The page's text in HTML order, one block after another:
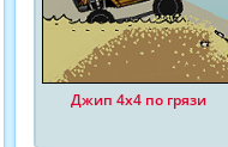
Джип 4x4 по грязи